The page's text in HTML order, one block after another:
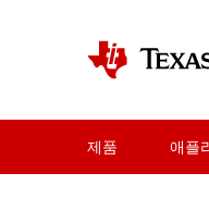
제품 애플